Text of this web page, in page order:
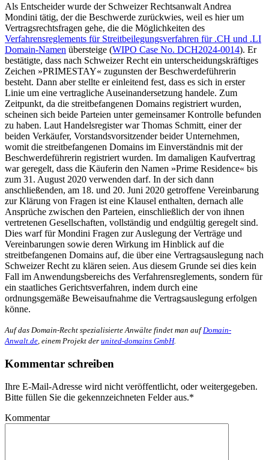
Als Entscheider wurde der Schweizer Rechtsanwalt Andrea
Mondini tätig, der die Beschwerde zurückwies, weil es hier um
Vertragsrechtsfragen gehe, die die Möglichkeiten des
Verfahrensreglements für Streitbeilegungsverfahren für .CH und .LI
Domain-Namen übersteige (WIPO Case No. DCH2024-0014). Er
bestätigte, dass nach Schweizer Recht ein unterscheidungskräftiges
Zeichen »PRIMESTAY« zugunsten der Beschwerdeführerin
besteht. Dann aber stellte er einleitend fest, dass es sich in erster
Linie um eine vertragliche Auseinandersetzung handele. Zum
Zeitpunkt, da die streitbefangenen Domains registriert wurden,
scheinen sich beide Parteien unter gemeinsamer Kontrolle befunden
zu haben. Laut Handelsregister war Thomas Schmitt, einer der
beiden Verkäufer, Vorstandsvorsitzender beider Unternehmen,
womit die streitbefangenen Domains im Einverständnis mit der
Beschwerdeführerin registriert wurden. Im damaligen Kaufvertrag
war geregelt, dass die Käuferin den Namen »Prime Residence« bis
zum 31. August 2020 verwenden darf. In der sich dann
anschließenden, am 18. und 20. Juni 2020 getroffene Vereinbarung
zur Klärung von Fragen ist eine Klausel enthalten, dernach alle
Ansprüche zwischen den Parteien, einschließlich der von ihnen
vertretenen Gesellschaften, vollständig und endgültig geregelt sind.
Dies warf für Mondini Fragen zur Auslegung der Verträge und
Vereinbarungen sowie deren Wirkung im Hinblick auf die
streitbefangenen Domains auf, die über eine Vertragsauslegung nach
Schweizer Recht zu klären seien. Aus diesem Grunde sei dies kein
Fall im Anwendungsbereichs des Verfahrensreglements, sondern für
ein staatliches Gerichtsverfahren, indem durch eine
ordnungsgemäße Beweisaufnahme die Vertragsauslegung erfolgen
könne.
Auf das Domain-Recht spezialisierte Anwälte findet man auf Domain-
Anwalt.de , einem Projekt der united-domains GmbH.
Kommentar schreiben
Ihre E-Mail-Adresse wird nicht veröffentlicht, oder weitergegeben.
Bitte füllen Sie die gekennzeichneten Felder aus.*
Kommentar